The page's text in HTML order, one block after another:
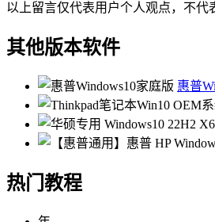
以上留言仅代表用户个人观点，不代
其他版本软件
惠普
热门教程